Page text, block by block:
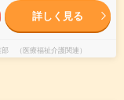
詳しく見る
（医療福祉介護関連）